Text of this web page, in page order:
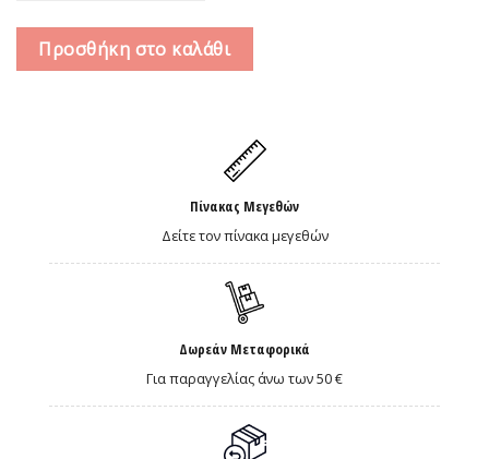
Προσθήκη στο καλάθι
Πίνακας Μεγεθών
Δείτε τον πίνακα μεγεθών
Δωρεάν Μεταφορικά
Για παραγγελίας άνω των 50 €